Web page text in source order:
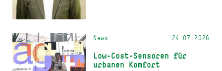
News 24.07.2026
Low-Cost-Sensoren für
urbanen Komfort